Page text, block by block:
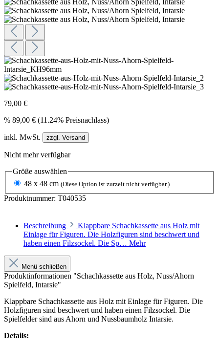
79,00 €
% 89,00 € (11.24% Preisnachlass)
inkl. MwSt. zzgl. Versand
Nicht mehr verfügbar
Größe auswählen
48 x 48 cm (Diese Option ist zurzeit nicht verfügbar.)
Produktnummer: T040535
Beschreibung
Klappbare Schachkassette aus Holz mit
Einlage für Figuren. Die Holzfiguren sind beschwert und
haben einen Filzsockel. Die Sp… Mehr
Menü schließen
Produktinformationen "Schachkassette aus Holz, Nuss/Ahorn
Spielfeld, Intarsie"
Klappbare Schachkassette aus Holz mit Einlage für Figuren. Die
Holzfiguren sind beschwert und haben einen Filzsockel. Die
Spielfelder sind aus Ahorn und Nussbaumholz Intarsie.
Details: